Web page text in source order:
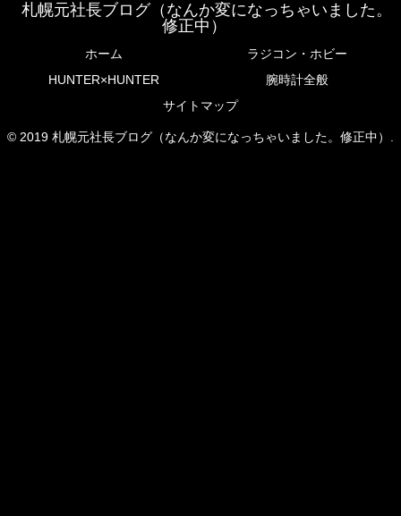
札幌元社長ブログ（なんか変になっちゃいました。
修正中）
ホーム
ラジコン・ホビー
HUNTER×HUNTER
腕時計全般
サイトマップ
© 2019 札幌元社長ブログ（なんか変になっちゃいました。修正中）.